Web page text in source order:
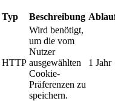
Typ Beschreibung
HTTP
Wird benötigt,
um die vom
Nutzer
ausgewählten
Cookie-
Präferenzen zu
speichern.
1 Jahr